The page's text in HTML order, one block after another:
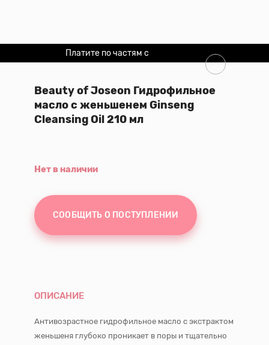
Платите по частям с
Beauty of Joseon Гидрофильное
масло с женьшенем Ginseng
Cleansing Oil 210 мл
Нет в наличии
СООБЩИТЬ О ПОСТУПЛЕНИИ
ОПИСАНИЕ
Антивозрастное гидрофильное масло с экстрактом
женьшеня глубоко проникает в поры и тщательно